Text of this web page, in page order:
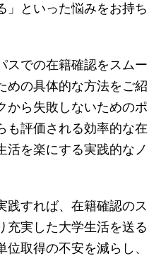
」といった悩みをお持ち
スでの在籍確認をスムー
めの具体的な方法をご紹
から失敗しないためのポ
も評価される効率的な在
活を楽にする実践的なノ
践すれば、在籍確認のス
充実した大学生活を送る
取得の不安を減らし、